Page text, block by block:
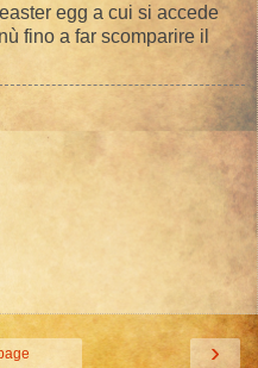
egg a cui si accede
fino a far scomparire il
›